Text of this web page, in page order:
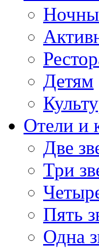
Детям
Отели и
Две
Три
Пять
Одна